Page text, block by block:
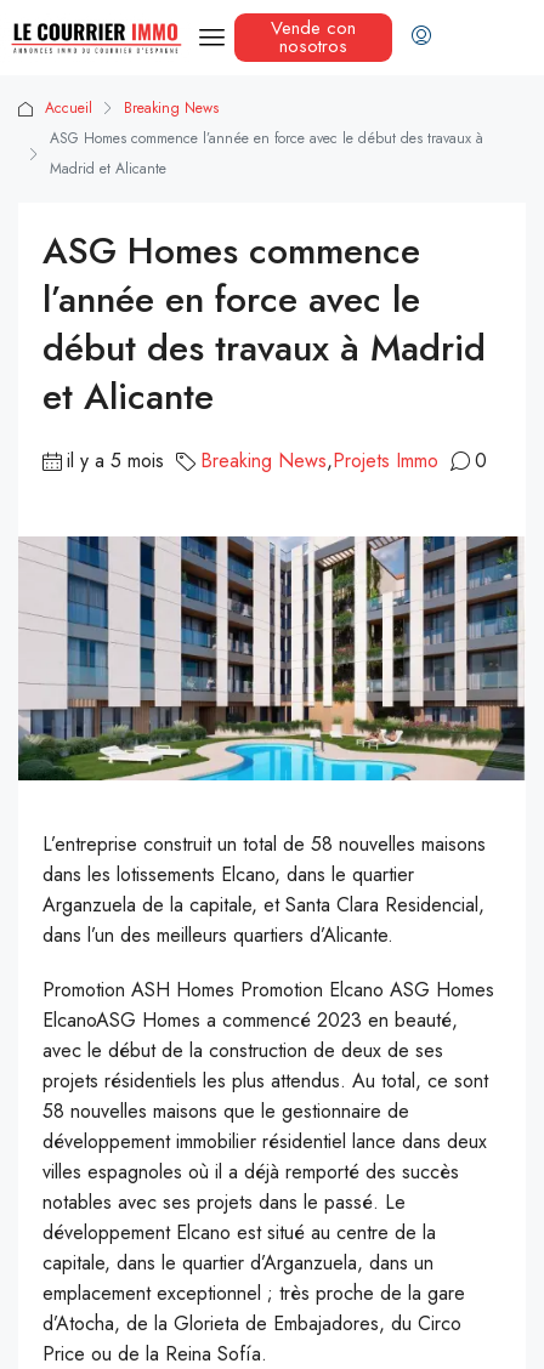
Vende con
nosotros
Accueil
Breaking News
ASG Homes commence l’année en force avec le début des travaux à
Madrid et Alicante
ASG Homes commence
l’année en force avec le
début des travaux à Madrid
et Alicante
il y a 5 mois Breaking News,Projets Immo 0
L’entreprise construit un total de 58 nouvelles maisons
dans les lotissements Elcano, dans le quartier
Arganzuela de la capitale, et Santa Clara Residencial,
dans l’un des meilleurs quartiers d’Alicante.
Promotion ASH Homes Promotion Elcano ASG Homes
ElcanoASG Homes a commencé 2023 en beauté,
avec le début de la construction de deux de ses
projets résidentiels les plus attendus. Au total, ce sont
58 nouvelles maisons que le gestionnaire de
développement immobilier résidentiel lance dans deux
villes espagnoles où il a déjà remporté des succès
notables avec ses projets dans le passé. Le
développement Elcano est situé au centre de la
capitale, dans le quartier d’Arganzuela, dans un
emplacement exceptionnel ; très proche de la gare
d’Atocha, de la Glorieta de Embajadores, du Circo
Price ou de la Reina Sofía.